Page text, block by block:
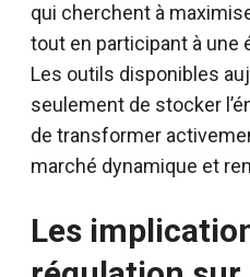
qui cherchent à
tout en participant à une
Les outils disponibles
seulement de stocker
de transformer
marché dynamique et
Les